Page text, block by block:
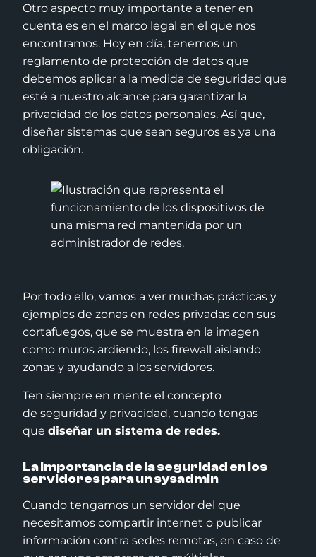
Otro aspecto muy importante a tener en
cuenta es en el marco legal en el que nos
encontramos. Hoy en día, tenemos un
reglamento de protección de datos que
debemos aplicar a la medida de seguridad que
esté a nuestro alcance para garantizar la
privacidad de los datos personales. Así que,
diseñar sistemas que sean seguros es ya una
obligación.
Por todo ello, vamos a ver muchas prácticas y
ejemplos de zonas en redes privadas con sus
cortafuegos, que se muestra en la imagen
como muros ardiendo, los firewall aislando
zonas y ayudando a los servidores.
Ten siempre en mente el concepto
de seguridad y privacidad, cuando tengas
quediseñar un sistema de redes.
La importancia de la seguridad en los
servidores para unsysadmin
Cuando tengamos un servidor del que
necesitamos compartir internet o publicar
información contra sedes remotas, en caso de